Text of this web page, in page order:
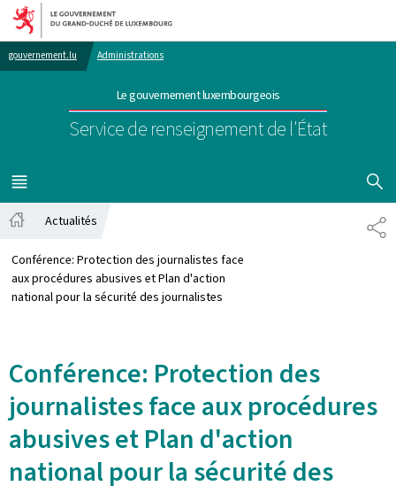
Aller au menu principal
Aller au contenu
gouvernement.lu Administrations
Le gouvernement luxembourgeois
Service de renseignement de l'État
MENU
PRINCIPAL
Actualités
Conférence: Protection des journalistes face
aux procédures abusives et Plan d'action
national pour la sécurité des journalistes
Conférence: Protection des
journalistes face aux procédures
abusives et Plan d'action
national pour la sécurité des